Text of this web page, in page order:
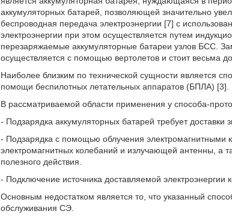
аккумуляторных батарей, позволяющей значительно
беспроводная передача электроэнергии [7] с
электроэнергии при этом осуществляется путем
перезаряжаемые аккумуляторные батареи узлов БСС.
осуществляется с помощью вертолетов и стоит весьма
Наиболее близким по технической сущности является
помощи беспилотных летательных аппаратов (БПЛА) [3].
В рассматриваемой области применения у способа-
- Подзарядка аккумуляторных батарей требует доставки
- Подзарядка с помощью облучения электромагнитными
электромагнитных колебаний и излучающей антенны, а
полезного действия.
- Подключение источника доставляемой
Основным недостатком является то, что указанный
обслуживания СЭ.